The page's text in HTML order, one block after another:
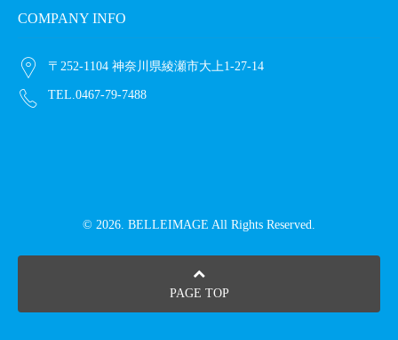
COMPANY INFO
〒252-1104 神奈川県綾瀬市大上1-27-14
TEL.0467-79-7488
© 2026. BELLEIMAGE All Rights Reserved.
PAGE TOP